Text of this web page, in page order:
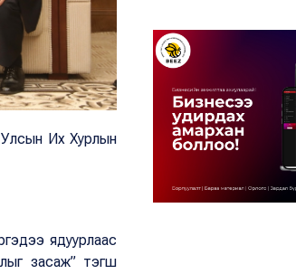
Улсын Их Хурлын
ядуурлаас
засаж” тэгш